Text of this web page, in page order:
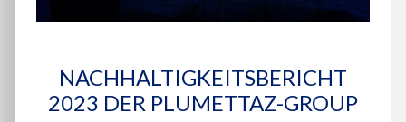
NACHHALTIGKEITSBERICHT
2023 DER PLUMETTAZ-GROUP